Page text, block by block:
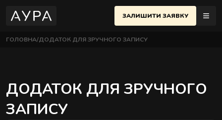
ЗАЛИШИТИ ЗАЯВКУ
ГОЛОВНА ДОДАТОК ДЛЯ ЗРУЧНОГО ЗАПИСУ
ДОДАТОК ДЛЯ ЗРУЧНОГО
ЗАПИСУ
ПОЛТАВА
РАЙОН
МАСАЖІ
ОСНОВНІ МАСАЖІ